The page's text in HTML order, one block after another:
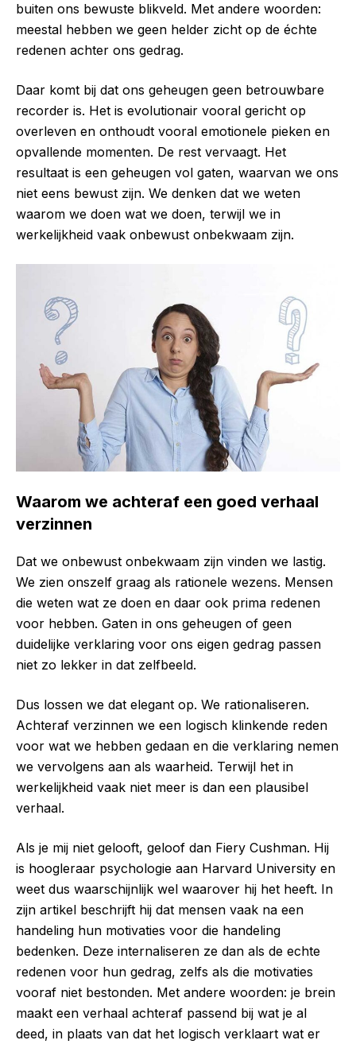
buiten ons bewuste blikveld. Met andere woorden:
meestal hebben we geen helder zicht op de échte
redenen achter ons gedrag.
Daar komt bij dat ons geheugen geen betrouwbare
recorder is. Het is evolutionair vooral gericht op
overleven en onthoudt vooral emotionele pieken en
opvallende momenten. De rest vervaagt. Het
resultaat is een geheugen vol gaten, waarvan we ons
niet eens bewust zijn. We denken dat we weten
waarom we doen wat we doen, terwijl we in
werkelijkheid vaak onbewust onbekwaam zijn.
Waarom we achteraf een goed verhaal
verzinnen
Dat we onbewust onbekwaam zijn vinden we lastig.
We zien onszelf graag als rationele wezens. Mensen
die weten wat ze doen en daar ook prima redenen
voor hebben. Gaten in ons geheugen of geen
duidelijke verklaring voor ons eigen gedrag passen
niet zo lekker in dat zelfbeeld.
Dus lossen we dat elegant op. We rationaliseren.
Achteraf verzinnen we een logisch klinkende reden
voor wat we hebben gedaan en die verklaring nemen
we vervolgens aan als waarheid. Terwijl het in
werkelijkheid vaak niet meer is dan een plausibel
verhaal.
Als je mij niet gelooft, geloof dan Fiery Cushman. Hij
is hoogleraar psychologie aan Harvard University en
weet dus waarschijnlijk wel waarover hij het heeft. In
zijn artikel beschrijft hij dat mensen vaak na een
handeling hun motivaties voor die handeling
bedenken. Deze internaliseren ze dan als de echte
redenen voor hun gedrag, zelfs als die motivaties
vooraf niet bestonden. Met andere woorden: je brein
maakt een verhaal achteraf passend bij wat je al
deed, in plaats van dat het logisch verklaart wat er